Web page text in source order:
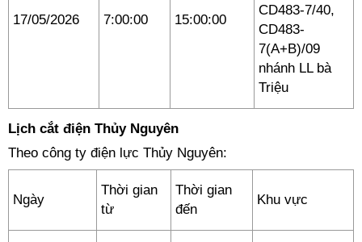
17/05/2026 7:00:00 15:00:00
CD483-7/40,
CD483-
7(A+B)/09
nhánh LL bà
Triệu
Lịch cắt điện Thủy Nguyên
Theo công ty điện lực Thủy Nguyên:
Ngày
Thời gian
từ
Thời gian
đến
Khu vực